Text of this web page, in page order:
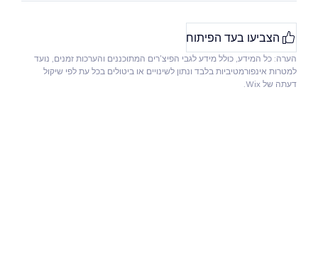
הצביעו בעד הפיתוח
הערה: כל המידע, כולל מידע לגבי הפיצ'רים המתוכננים והערכות זמנים, נועד
למטרות אינפורמטיביות בלבד ונתון לשינויים או ביטולים בכל עת לפי שיקול
דעתה של Wix.